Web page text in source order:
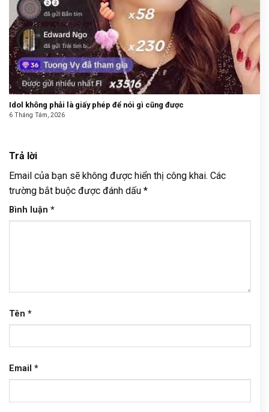
Idol không phải là giấy phép để nói gì cũng được
6 Tháng Tám, 2026
Trả lời
Email của bạn sẽ không được hiển thị công khai. Các
trường bắt buộc được đánh dấu *
Bình luận *
Tên *
Email *